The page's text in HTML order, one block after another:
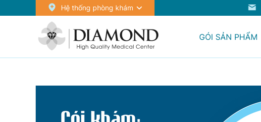
Hệ thống phòng khám
GÓI SẢN PHẨM